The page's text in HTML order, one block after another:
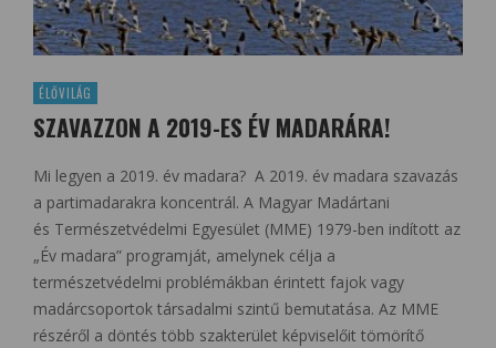
ÉLŐVILÁG
SZAVAZZON A 2019-ES ÉV MADARÁRA!
Mi legyen a 2019. év madara? A 2019. év madara szavazás
a partimadarakra koncentrál. A Magyar Madártani
és Természetvédelmi Egyesület (MME) 1979-ben indított az
„Év madara” programját, amelynek célja a
természetvédelmi problémákban érintett fajok vagy
madárcsoportok társadalmi szintű bemutatása. Az MME
részéről a döntés több szakterület képviselőit tömörítő